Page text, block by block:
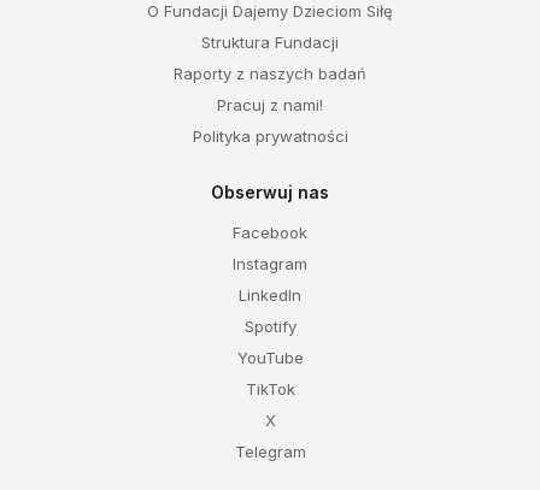
O Fundacji Dajemy Dzieciom Siłę
Struktura Fundacji
Raporty z naszych badań
Pracuj z nami!
Polityka prywatności
Obserwuj nas
Facebook
Instagram
LinkedIn
Spotify
YouTube
TikTok
X
Telegram